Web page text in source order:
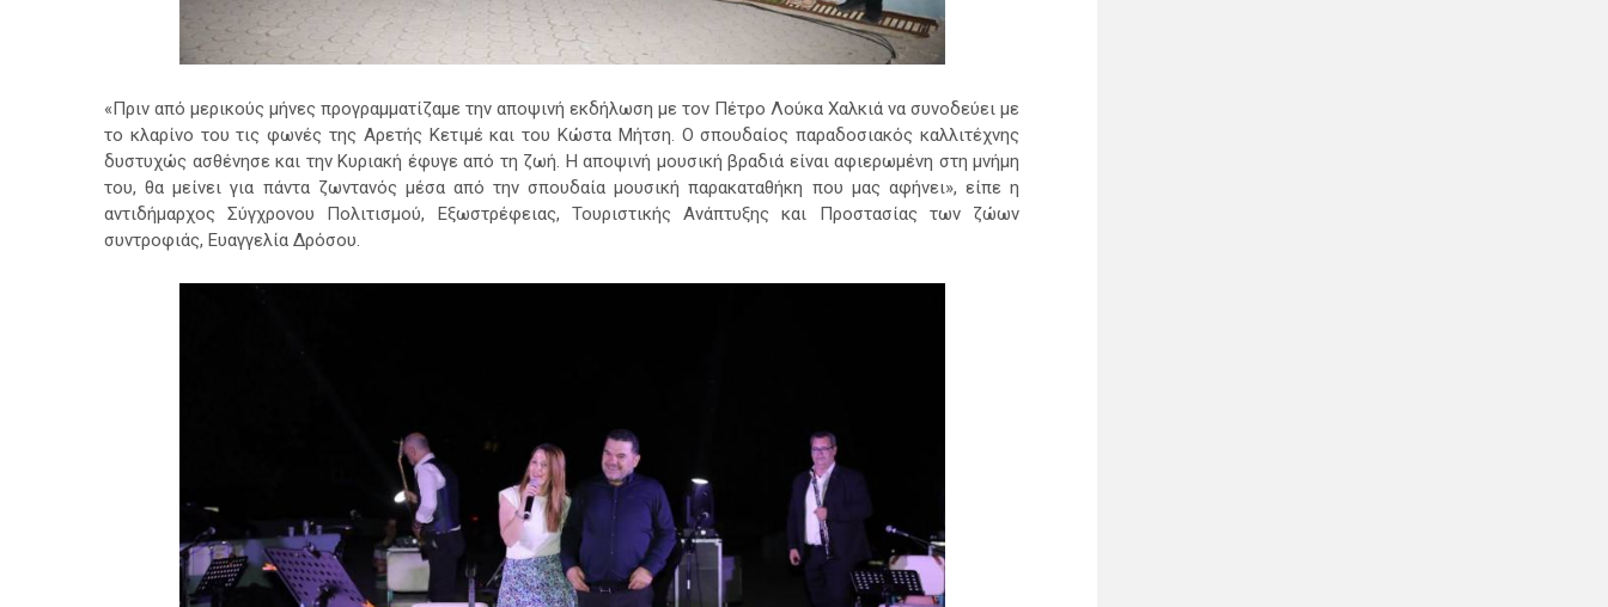
«Πριν από μερικούς μήνες προγραμματίζαμε την αποψινή εκδήλωση με τον Πέτρο Λούκα Χαλκιά να συνοδεύει με
το κλαρίνο του τις φωνές της Αρετής Κετιμέ και του Κώστα Μήτση. Ο σπουδαίος παραδοσιακός καλλιτέχνης
δυστυχώς ασθένησε και την Κυριακή έφυγε από τη ζωή. Η αποψινή μουσική βραδιά είναι αφιερωμένη στη μνήμη
του, θα μείνει για πάντα ζωντανός μέσα από την σπουδαία μουσική παρακαταθήκη που μας αφήνει», είπε η
αντιδήμαρχος Σύγχρονου Πολιτισμού, Εξωστρέφειας, Τουριστικής Ανάπτυξης και Προστασίας των ζώων
συντροφιάς, Ευαγγελία Δρόσου.